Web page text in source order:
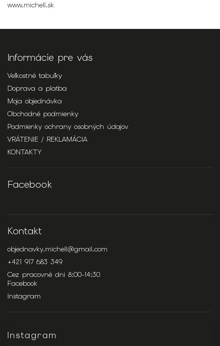
www.michell.sk
Informácie pre vás
Veľkostné tabuľky
Doprava a platba
Moja objednávka
Obchodné podmienky
Podmienky ochrany osobných údajov
VRÁTENIE / REKLAMÁCIA
KONTAKTY
Facebook
Kontakt
objednavky.michell@gmail.com
+421 917 683 349
Cez pracovné dni 8:00-14:30
Facebook
Instagram
Instagram